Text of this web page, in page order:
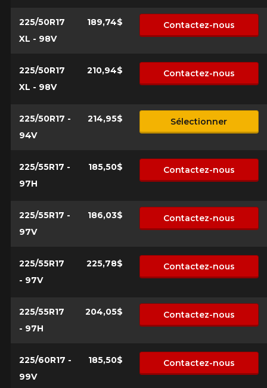
225/50R17
XL - 98V
189,74$ Contactez-nous
225/50R17
XL - 98V
210,94$ Contactez-nous
225/50R17 -
94V
214,95$ Sélectionner
225/55R17 -
97H
185,50$ Contactez-nous
225/55R17 -
97V
186,03$ Contactez-nous
225/55R17
- 97V
225,78$ Contactez-nous
225/55R17
- 97H
204,05$ Contactez-nous
225/60R17 -
99V
185,50$ Contactez-nous
Envoyer
configuration.
1-866-220-8025
*Attention cette dimension représente une possibilité
l'exactitude de l'information sur votre véhicule directement